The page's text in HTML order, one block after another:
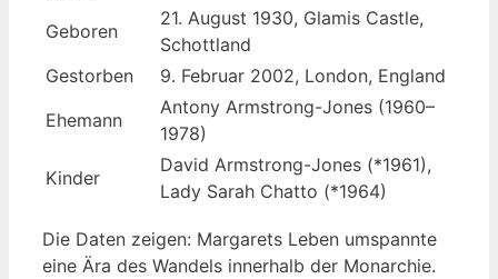
Geboren
21. August 1930, Glamis Castle,
Schottland
Gestorben
9. Februar 2002, London, England
Ehemann
Antony Armstrong-Jones (1960–
1978)
Kinder
David Armstrong-Jones (*1961),
Lady Sarah Chatto (*1964)
Die Daten zeigen: Margarets Leben umspannte
eine Ära des Wandels innerhalb der Monarchie.